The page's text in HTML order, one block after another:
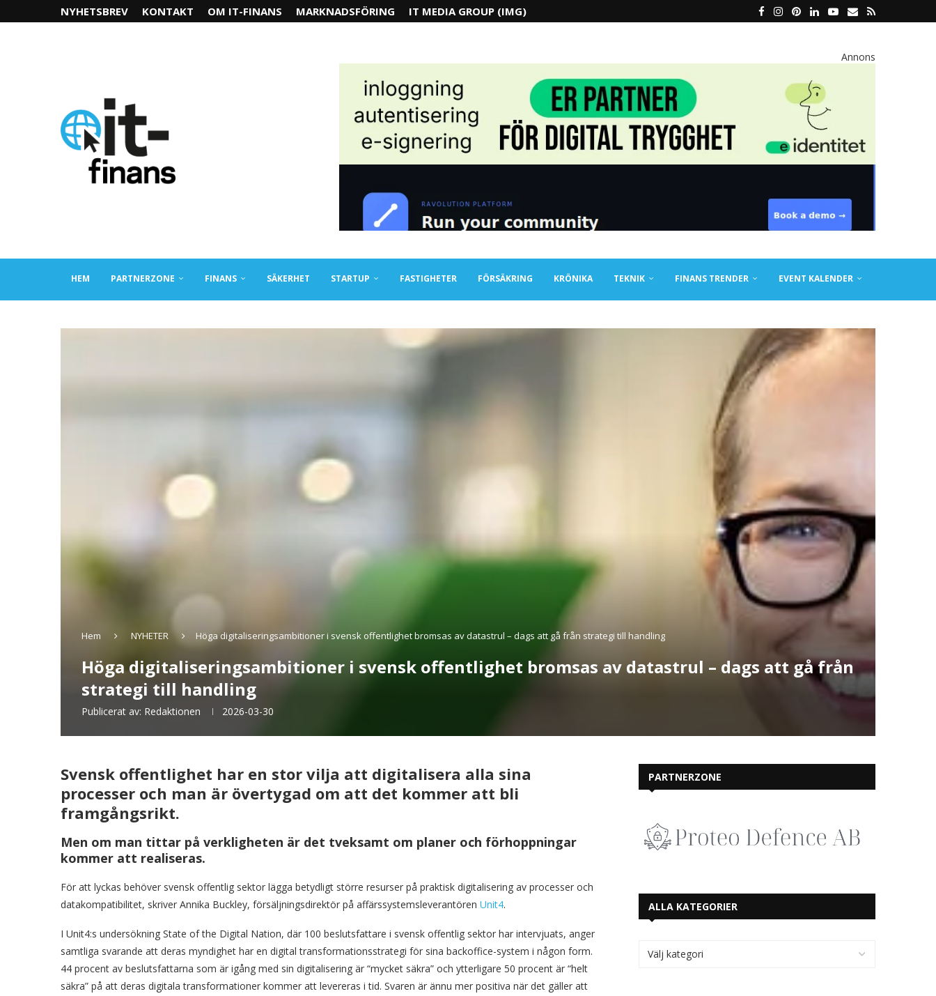
NYHETSBREV KONTAKT OM IT-FINANS MARKNADSFÖRING IT MEDIA GROUP (IMG)
Annons
HEM PARTNERZONE FINANS SÄKERHET STARTUP FASTIGHETER FÖRSÄKRING KRÖNIKA TEKNIK FINANS TRENDER EVENT KALENDER
Hem NYHETER Höga digitaliseringsambitioner i svensk offentlighet bromsas av datastrul – dags att gå från strategi till handling
Höga digitaliseringsambitioner i svensk offentlighet bromsas av datastrul – dags att gå från
strategi till handling
Publicerat av: Redaktionen 2026-03-30
Svensk offentlighet har en stor vilja att digitalisera alla sina
processer och man är övertygad om att det kommer att bli
framgångsrikt.
Men om man tittar på verkligheten är det tveksamt om planer och förhoppningar
kommer att realiseras.
För att lyckas behöver svensk offentlig sektor lägga betydligt större resurser på praktisk digitalisering av processer och
datakompatibilitet, skriver Annika Buckley, försäljningsdirektör på affärssystemsleverantören Unit4.
I Unit4:s undersökning State of the Digital Nation, där 100 beslutsfattare i svensk offentlig sektor har intervjuats, anger
samtliga svarande att deras myndighet har en digital transformationsstrategi för sina backoffice-system i någon form.
44 procent av beslutsfattarna som är igång med sin digitalisering är “mycket säkra” och ytterligare 50 procent är “helt
säkra” på att deras digitala transformationer kommer att levereras i tid. Svaren är ännu mer positiva när det gäller att
PARTNERZONE
ALLA KATEGORIER